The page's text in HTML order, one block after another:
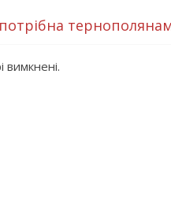
вимкнені.